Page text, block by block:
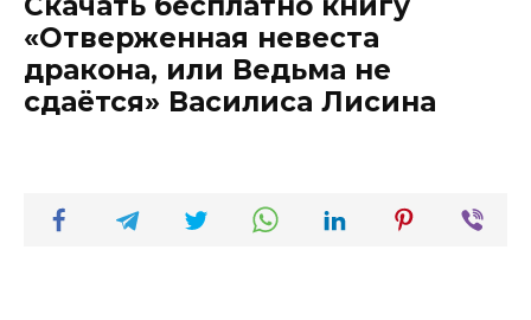
«Отверженная невеста
дракона, или Ведьма не
сдаётся» Василиса Лисина